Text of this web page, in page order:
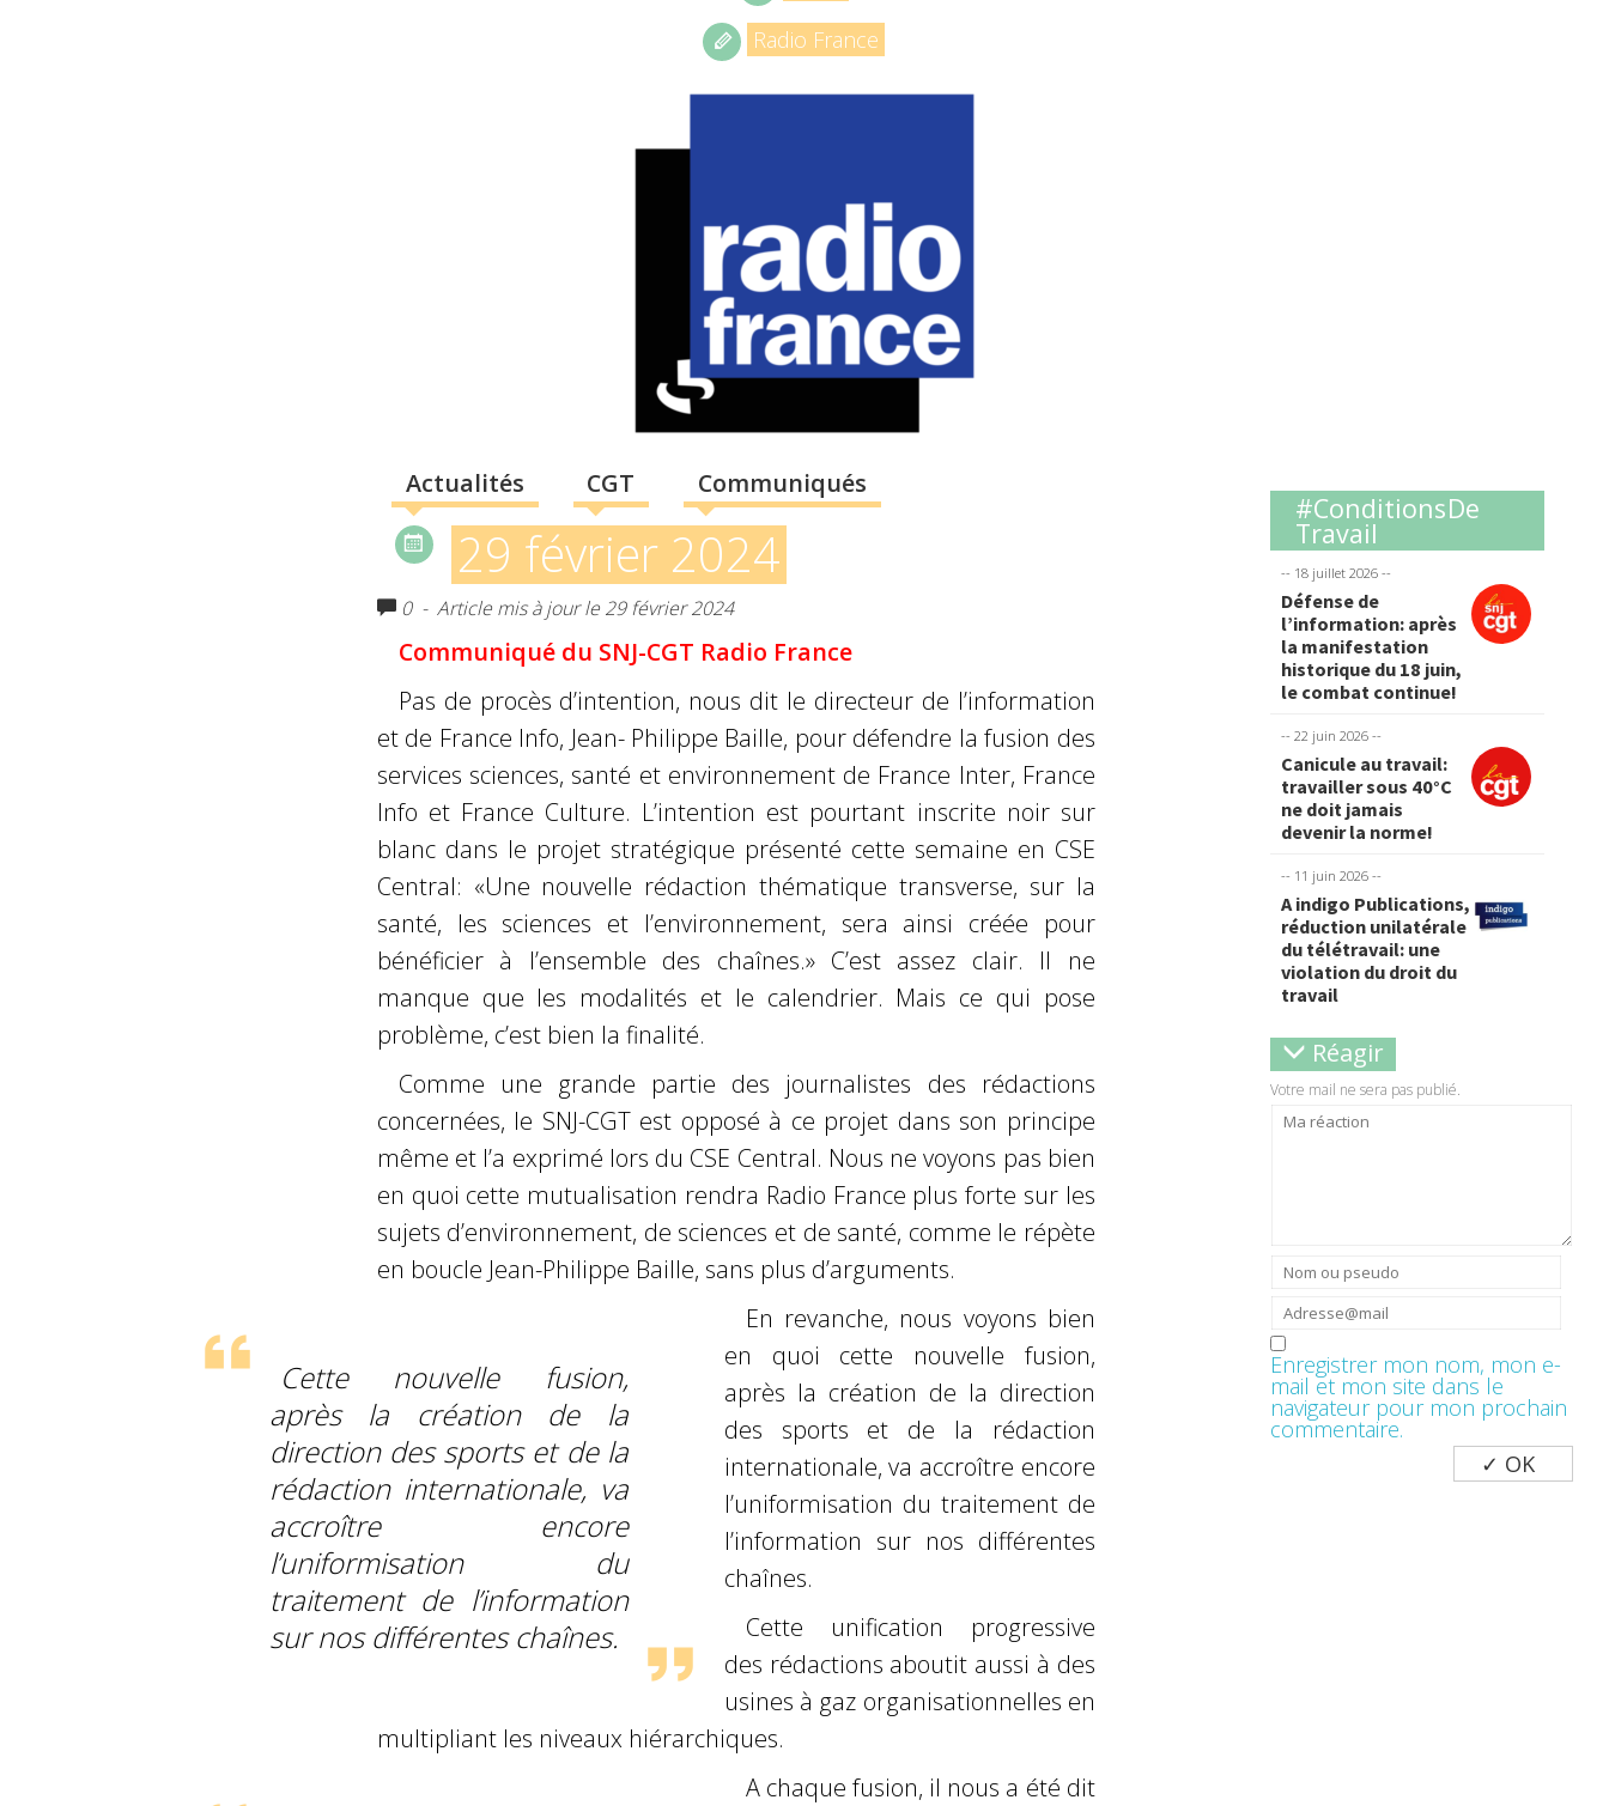
Radio France
Actualités CGT Communiqués
29 février 2024
0 - Article mis à jour le 29 février 2024
Communiqué du SNJ-CGT Radio France
Pas de procès d’intention, nous dit le directeur de l’information
et de France Info, Jean- Philippe Baille, pour défendre la fusion des
services sciences, santé et environnement de France Inter, France
Info et France Culture. L’intention est pourtant inscrite noir sur
blanc dans le projet stratégique présenté cette semaine en CSE
Central: «Une nouvelle rédaction thématique transverse, sur la
santé, les sciences et l’environnement, sera ainsi créée pour
bénéficier à l’ensemble des chaînes.» C’est assez clair. Il ne
manque que les modalités et le calendrier. Mais ce qui pose
problème, c’est bien la finalité.
Comme une grande partie des journalistes des rédactions
concernées, le SNJ-CGT est opposé à ce projet dans son principe
même et l’a exprimé lors du CSE Central. Nous ne voyons pas bien
en quoi cette mutualisation rendra Radio France plus forte sur les
sujets d’environnement, de sciences et de santé, comme le répète
en boucle Jean-Philippe Baille, sans plus d’arguments.
Cette nouvelle fusion,
après la création de la
direction des sports et de la
rédaction internationale, va
accroître encore
l’uniformisation du
traitement de l’information
sur nos différentes chaînes.
En revanche, nous voyons bien
en quoi cette nouvelle fusion,
après la création de la direction
des sports et de la rédaction
internationale, va accroître encore
l’uniformisation du traitement de
l’information sur nos différentes
chaînes.
Cette unification progressive
des rédactions aboutit aussi à des
usines à gaz organisationnelles en
multipliant les niveaux hiérarchiques.
A chaque fusion, il nous a été dit
#Conditions De
Travail
-- 18 juillet 2026 --
Défense de
l’information: après
la manifestation
historique du 18 juin,
le combat continue!
-- 22 juin 2026 --
Canicule au travail:
travailler sous 40°C
ne doit jamais
devenir la norme!
-- 11 juin 2026 --
A indigo Publications,
réduction unilatérale
du télétravail: une
violation du droit du
travail
Réagir
Votre mail ne sera pas publié.
Enregistrer mon nom, mon e-
mail et mon site dans le
navigateur pour mon prochain
commentaire.